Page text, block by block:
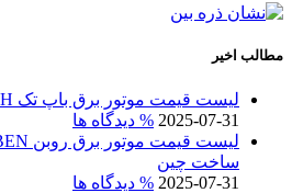
مطالب اخیر
لیست قیمت موتور برق باپ تک BAP TECH – ساخت چین
2025-07-31 % دیدگاه ها
ساخت چین
2025-07-31 % دیدگاه ها